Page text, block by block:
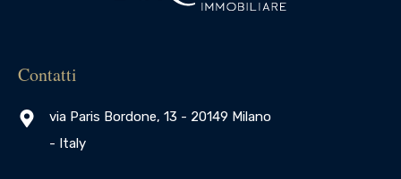
Contatti
via Paris Bordone, 13 - 20149 Milano
- Italy